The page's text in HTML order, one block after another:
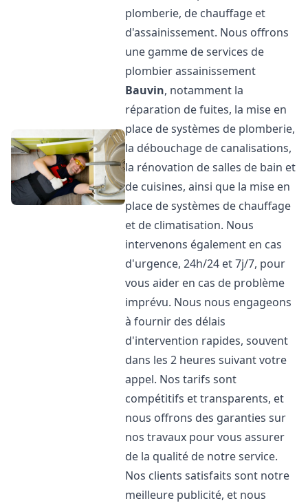
plomberie, de chauffage et
d'assainissement. Nous offrons
une gamme de services de
plombier assainissement
Bauvin, notamment la
réparation de fuites, la mise en
place de systèmes de plomberie,
la débouchage de canalisations,
la rénovation de salles de bain et
de cuisines, ainsi que la mise en
place de systèmes de chauffage
et de climatisation. Nous
intervenons également en cas
d'urgence, 24h/24 et 7j/7, pour
vous aider en cas de problème
imprévu. Nous nous engageons
à fournir des délais
d'intervention rapides, souvent
dans les 2 heures suivant votre
appel. Nos tarifs sont
compétitifs et transparents, et
nous offrons des garanties sur
nos travaux pour vous assurer
de la qualité de notre service.
Nos clients satisfaits sont notre
meilleure publicité, et nous